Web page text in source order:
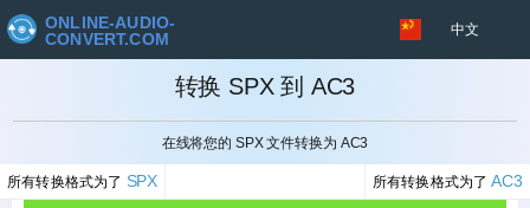
ONLINE-AUDIO-
CONVERT.COM
中文
转换 SPX 到 AC3
在线将您的 SPX 文件转换为 AC3
所有转换格式为了 SPX 所有转换格式为了AC3
取消